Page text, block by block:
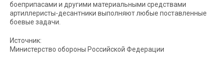
боеприпасами и другими материальными средствами
артиллеристы-десантники выполняют любые поставленные
боевые задачи.
Источник:
Министерство обороны Российской Федерации